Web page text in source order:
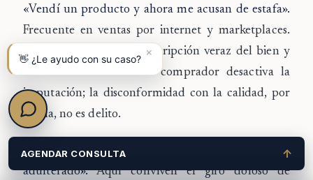
«Vendí un producto y ahora me acusan de estafa».
Frecuente en ventas por internet y marketplaces.
Acreditar el envío, la descripción veraz del bien y
la comunicación con el comprador desactiva la
imputación; la disconformidad con la calidad, por
sí sola, no es delito.
«Me pagaron con un cheque sin fondos o
adulterado».Aquí conviven el giro doloso de
×
👋 ¿Le ayudo con su caso?
AGENDAR CONSULTA ↑